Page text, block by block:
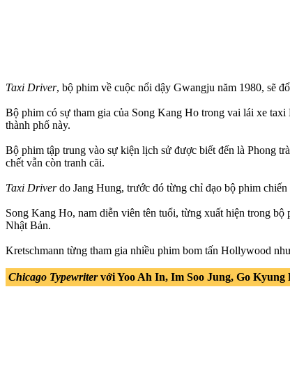
Taxi Driver, bộ phim về cuộc nổi dậy Gwangju năm 1980, sẽ
Bộ phim có sự tham gia của Song Kang Ho trong vai lái xe
thành phố này.
Bộ phim tập trung vào sự kiện lịch sử được biết đến là Phong
chết vẫn còn tranh cãi.
Taxi Driverdo Jang Hung, trước đó từng chỉ đạo bộ phim chiến
Song Kang Ho, nam diễn viên tên tuổi, từng xuất hiện trong bộ
Nhật Bản.
Kretschmann từng tham gia nhiều phim bom tấn Hollywood
Chicago Typewritervới Yoo Ah In, Im Soo Jung, Go Kyung